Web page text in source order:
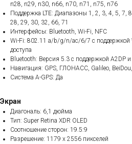
n28, n29, n30, n66, n70, n71, n75, n76
Поддержка LTE: Диапазоны 1, 2, 3, 4, 5, 7,
28, 29, 30, 32, 66, 71
Интерфейсы: Bluetooth, Wi-Fi, NFC
Wi-Fi: 802.11 a/b/g/n/ac/6/7 с поддержкой
доступа
Bluetooth: Версия 5.3 с поддержкой A2DP
Навигация: GPS, ГЛОНАСС, Galileo,
Система A-GPS: Да
Экран
Диагональ: 6,1 дюйма
Тип: Super Retina XDR OLED
Соотношение сторон: 19.5:9
Разрешение: 1179 x 2556 пикселей